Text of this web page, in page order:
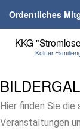
Skip
Ordentliches
KKG
Kölner
Hier finden Sie
Veranstaltungen